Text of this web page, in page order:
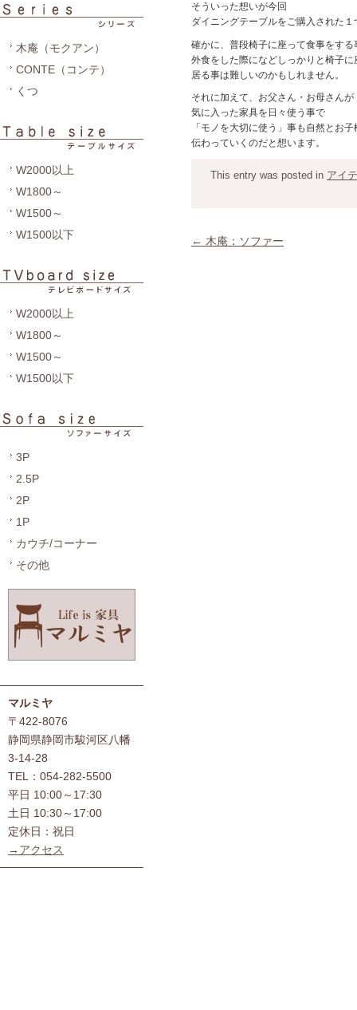
木庵（モクアン）
CONTE（コンテ）
くつ
W2000以上
W1800～
W1500～
W1500以下
W2000以上
W1800～
W1500～
W1500以下
3P
2.5P
2P
1P
カウチ/コーナー
その他
マルミヤ
〒422-8076
静岡県静岡市駿河区八幡
3-14-28
TEL：054-282-5500
平日 10:00～17:30
土日 10:30～17:00
定休日：祝日
→アクセス
そういった想いが今回
ダイニングテーブルをご購入された
確かに、普段椅子に座って食事をする
外食をした際になどしっかりと椅子に
居る事は難しいのかもしれません。
それに加えて、お父さん・お母さんが
気に入った家具を日々使う事で
「モノを大切に使う」事も自然とお子
伝わっていくのだと想います。
This entry was posted in アイ
← 木庵：ソファー